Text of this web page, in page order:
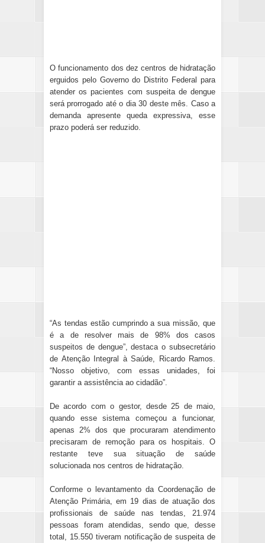
O funcionamento dos dez centros de hidratação
erguidos pelo Governo do Distrito Federal para
atender os pacientes com suspeita de dengue
será prorrogado até o dia 30 deste mês. Caso a
demanda apresente queda expressiva, esse
prazo poderá ser reduzido.
“As tendas estão cumprindo a sua missão, que
é a de resolver mais de 98% dos casos
suspeitos de dengue”, destaca o subsecretário
de Atenção Integral à Saúde, Ricardo Ramos.
“Nosso objetivo, com essas unidades, foi
garantir a assistência ao cidadão”.
De acordo com o gestor, desde 25 de maio,
quando esse sistema começou a funcionar,
apenas 2% dos que procuraram atendimento
precisaram de remoção para os hospitais. O
restante teve sua situação de saúde
solucionada nos centros de hidratação.
Conforme o levantamento da Coordenação de
Atenção Primária, em 19 dias de atuação dos
profissionais de saúde nas tendas, 21.974
pessoas foram atendidas, sendo que, desse
total, 15.550 tiveram notificação de suspeita de